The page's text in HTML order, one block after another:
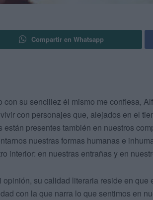
Compartir en Whatsapp
con su sencillez él mismo me confiesa,
con personajes que, alejados en el
están presentes también en nuestros
nuestras formas humanas e
interior: en nuestras entrañas y en
opinión, su calidad literaria reside en
con la que narra lo que sentimos en